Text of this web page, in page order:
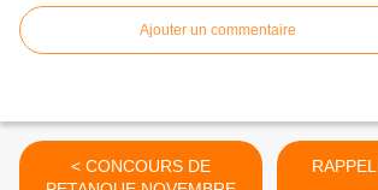
Ajouter un commentaire
< CONCOURS DE